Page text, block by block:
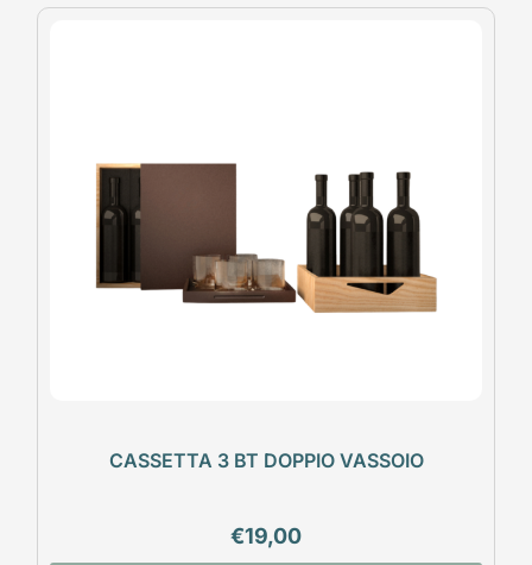
CASSETTA 3 BT DOPPIO VASSOIO
€19,00